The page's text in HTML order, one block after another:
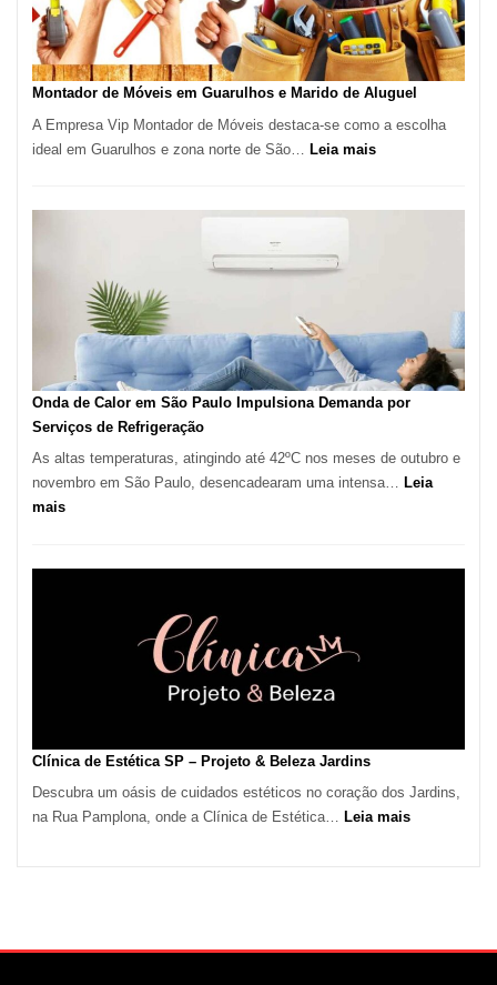
em
Destaque
em
Tatuí
Montador de Móveis em Guarulhos e Marido de Aluguel
A Empresa Vip Montador de Móveis destaca-se como a escolha
ideal em Guarulhos e zona norte de São… Leia mais:
de
Aluguel
Onda de Calor em São Paulo Impulsiona Demanda por
Serviços de Refrigeração
As altas temperaturas, atingindo até 42ºC nos meses de outubro e
novembro em São Paulo, desencadearam uma intensa… Leia
mais:
Serviços
Refrigeração
Clínica de Estética SP – Projeto & Beleza Jardins
Descubra um oásis de cuidados estéticos no coração dos Jardins,
na Rua Pamplona, onde a Clínica de Estética… Leia mais: